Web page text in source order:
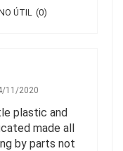
ÚTIL (0)
11/2020
plastic and
made all
by parts not